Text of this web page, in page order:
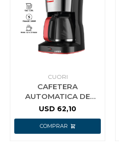
CUORI
CAFETERA
AUTOMATICA DE
GOTEO MODELO
USD 62,10